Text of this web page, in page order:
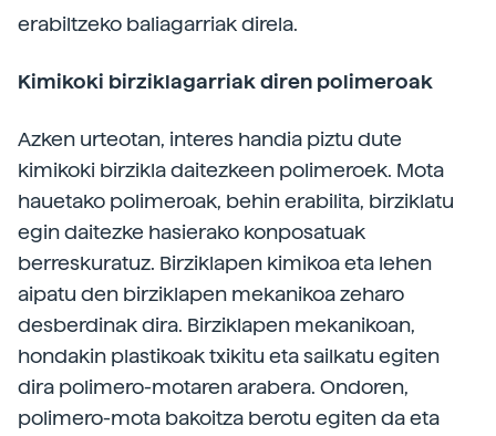
erabiltzeko baliagarriak direla.
Kimikoki birziklagarriak diren polimeroak
Azken urteotan, interes handia piztu dute
kimikoki birzikla daitezkeen polimeroek. Mota
hauetako polimeroak, behin erabilita, birziklatu
egin daitezke hasierako konposatuak
berreskuratuz. Birziklapen kimikoa eta lehen
aipatu den birziklapen mekanikoa zeharo
desberdinak dira. Birziklapen mekanikoan,
hondakin plastikoak txikitu eta sailkatu egiten
dira polimero-motaren arabera. Ondoren,
polimero-mota bakoitza berotu egiten da eta